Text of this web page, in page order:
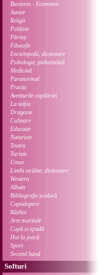
Business - Economie
Junior
Religii
Polițiste
Părinți
Filosofie
Enciclopedii, dicționare
Psihologie, psihanaliză
Medicină
Paranormal
Practic
Aventurile copilăriei
La taifas
Dragoste
Culinare
Educație
Naturiste
Teatru
Turism
Umor
Limbi străine, dicționare
Western
Album
Bibliografie școlară
Capodopere
Război
Arte marțiale
Capă și spadă
Hai la joacă
Sport
Second hand
Softuri